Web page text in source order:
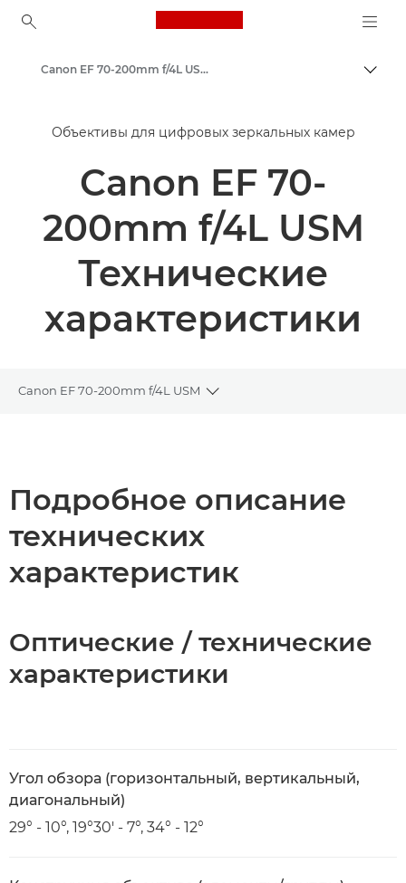
Canon Logo, back to
Объективы для камер Canon
Canon EF 70-200mm f/4L USM - Объективы - Камера и фотообъективы
Объективы для цифровых зеркальных камер
Canon EF 70-
200mm f/4L USM
Технические
характеристики
Canon EF 70-200mm f/4L USM
Toggle breadcrumbs
Подробное описание
технических
характеристик
Оптические / технические
характеристики
Угол обзора (горизонтальный, вертикальный,
диагональный)
29° - 10°, 19°30' - 7°, 34° - 12°